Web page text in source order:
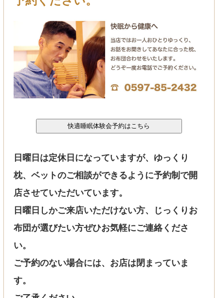
日曜日は定休日になっていますが、ゆっくり
枕、ベットのご相談ができるように予約制で開
店させていただいています。
日曜日しかご来店いただけない方、じっくりお
布団が選びたい方ぜひお気軽にご連絡くださ
い。
ご予約のない場合には、お店は閉まっていま
す。